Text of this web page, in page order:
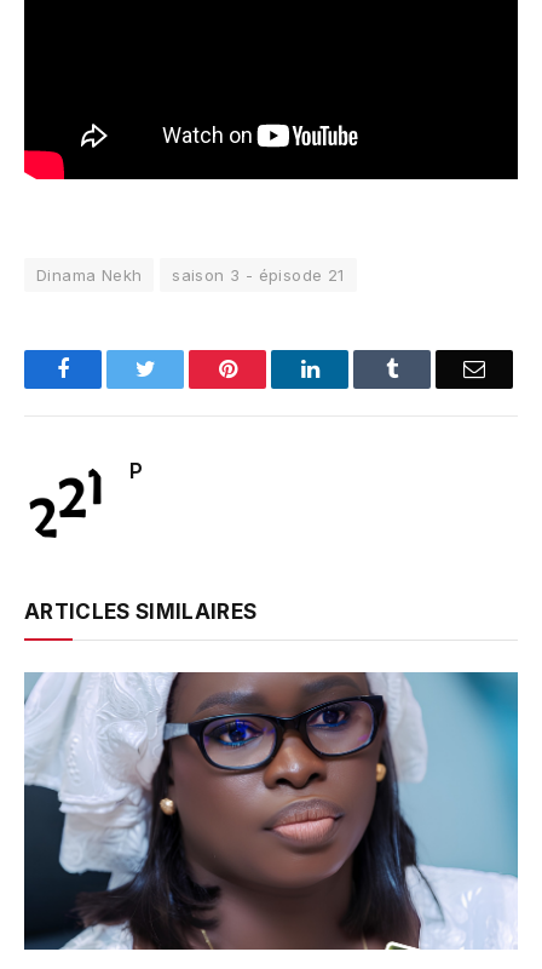
Dinama Nekh saison 3 - épisode 21
FacebookTwitter Pinterest LinkedInTumblr Email
P
ARTICLES SIMILAIRES